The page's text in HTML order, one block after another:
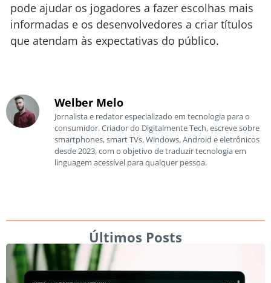
pode ajudar os jogadores a fazer escolhas mais
informadas e os desenvolvedores a criar títulos
que atendam às expectativas do público.
Welber Melo
Jornalista e redator especializado em tecnologia para o
consumidor. Criador do Digitalmente Tech, escreve sobre
smartphones, smart TVs, Windows, Android e eletrônicos
desde 2023, com o objetivo de traduzir tecnologia em
linguagem acessível para qualquer pessoa.
Últimos Posts